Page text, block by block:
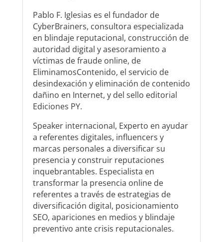
Pablo F. Iglesias es el fundador de
CyberBrainers, consultora especializada
en blindaje reputacional, construcción de
autoridad digital y asesoramiento a
víctimas de fraude online, de
EliminamosContenido, el servicio de
desindexación y eliminación de contenido
dañino en Internet, y del sello editorial
Ediciones PY.
Speaker internacional, Experto en ayudar
a referentes digitales, influencers y
marcas personales a diversificar su
presencia y construir reputaciones
inquebrantables. Especialista en
transformar la presencia online de
referentes a través de estrategias de
diversificación digital, posicionamiento
SEO, apariciones en medios y blindaje
preventivo ante crisis reputacionales.